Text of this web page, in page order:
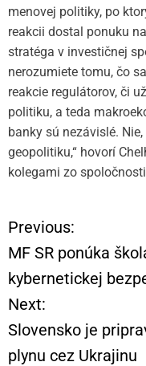
menovej politiky, po
reakcii dostal ponuku
stratéga v investičnej
nerozumiete tomu, čo
reakcie regulátorov, či
politiku, a teda
banky sú nezávislé.
geopolitiku,“ hovorí
kolegami zo
N
a
v
i
Previous:
MF SR ponúka
kybernetickej
Next:
Slovensko je
plynu cez Ukrajinu